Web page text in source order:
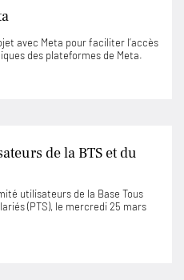
avec Meta pour faciliter l’accès
des plateformes de Meta.
de la BTS et du
utilisateurs de la Base Tous
(PTS), le mercredi 25 mars